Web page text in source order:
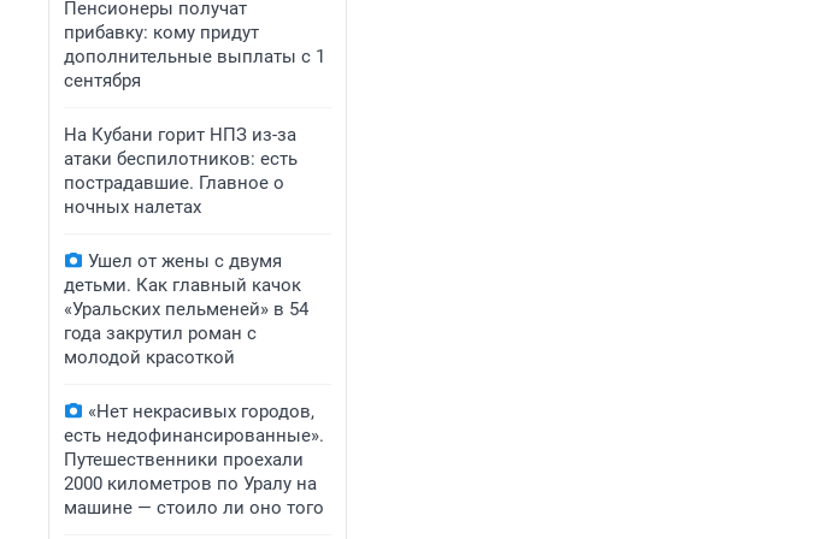
Пенсионеры получат
прибавку: кому придут
дополнительные выплаты с 1
сентября
На Кубани горит НПЗ из-за
атаки беспилотников: есть
пострадавшие. Главное о
ночных налетах
Ушел от жены с двумя
детьми. Как главный качок
«Уральских пельменей» в 54
года закрутил роман с
молодой красоткой
«Нет некрасивых городов,
есть недофинансированные».
Путешественники проехали
2000 километров по Уралу на
машине — стоило ли оно того